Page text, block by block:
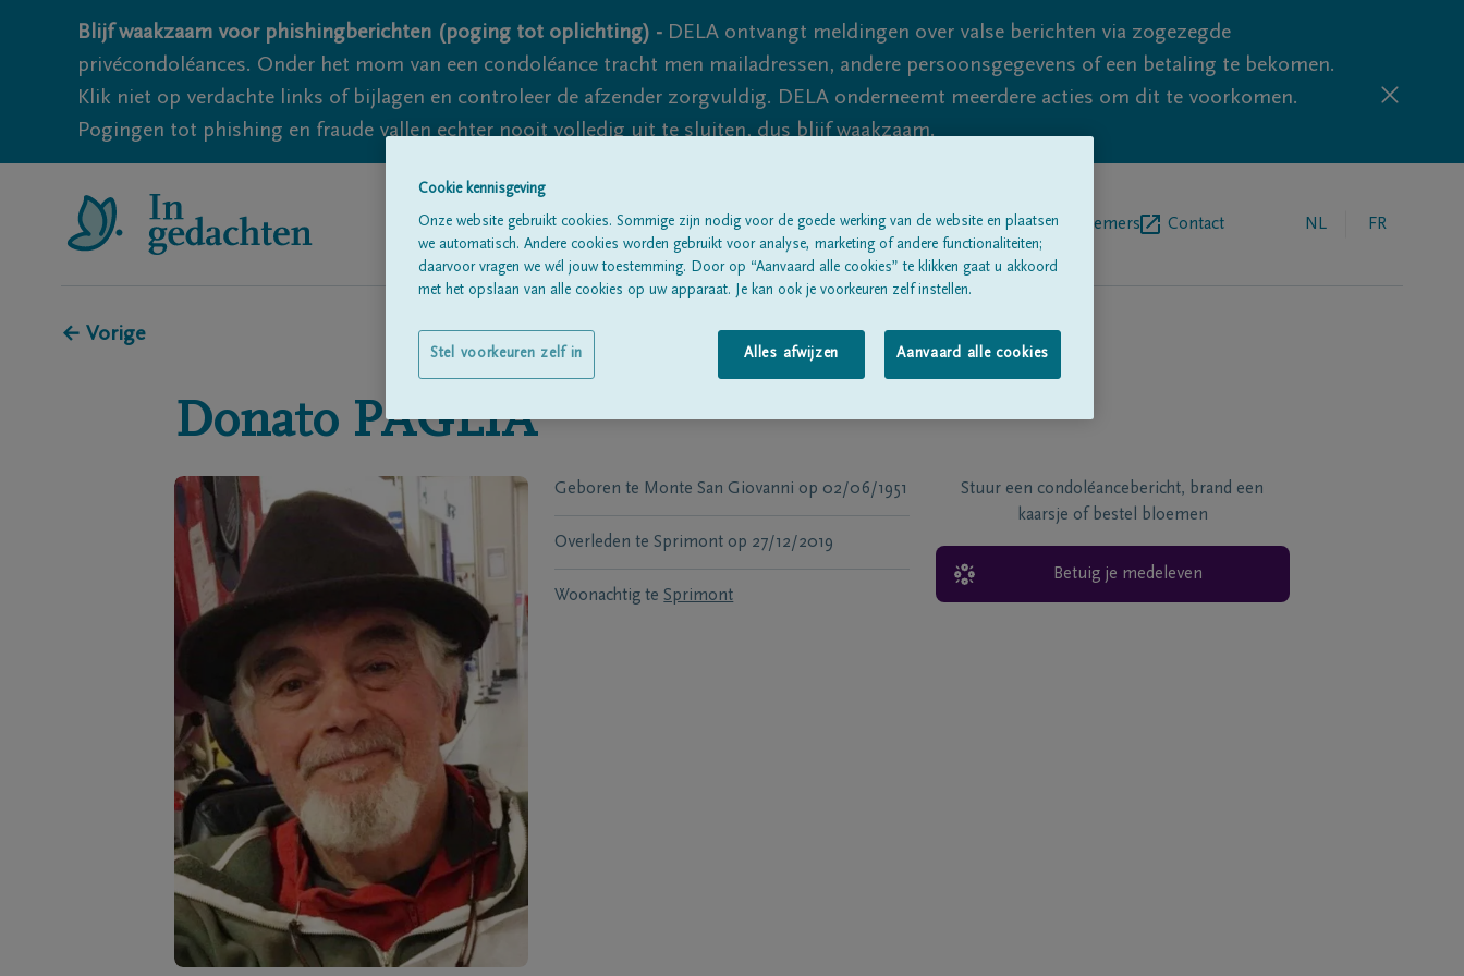
Blijf waakzaam voor phishingberichten (poging tot oplichting) - DELA ontvangt meldingen over valse berichten via zogezegde
privécondoléances. Onder het mom van een condoléance tracht men mailadressen, andere persoonsgegevens of een betaling te bekomen.
Klik niet op verdachte links of bijlagen en controleer de afzender zorgvuldig. DELA onderneemt meerdere acties om dit te voorkomen.
Pogingen tot phishing en fraude vallen echter nooit volledig uit te sluiten, dus blijf waakzaam.
Alle rouwberichtenOver onsBegrafenisondernemers Contact NL FR
← Vorige
Donato PAGLIA
Geboren te Monte San Giovanni op 02/06/1951
Overleden te Sprimont op 27/12/2019
Woonachtig te Sprimont
Stuur een condoléancebericht, brand een
kaarsje of bestel bloemen
Betuig je medeleven
Cookie kennisgeving
Onze website gebruikt cookies. Sommige zijn nodig voor de goede werking van de website en plaatsen
we automatisch. Andere cookies worden gebruikt voor analyse, marketing of andere functionaliteiten;
daarvoor vragen we wél jouw toestemming. Door op “Aanvaard alle cookies” te klikken gaat u akkoord
met het opslaan van alle cookies op uw apparaat. Je kan ook je voorkeuren zelf instellen.
Alles afwijzen Aanvaard alle cookies
Stel voorkeuren zelf in